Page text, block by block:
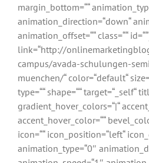
margin_bottom=““
animation_direction=“down“
animation_offset=““ class=““
link=“http://
campus/avada-schulungen-
muenchen/“ color=“default“
type=““ shape=““ target=“_self“
gradient_hover_colors=“|“
accent_hover_color=““
icon=““ icon_position=“left“
animation_type=“0″